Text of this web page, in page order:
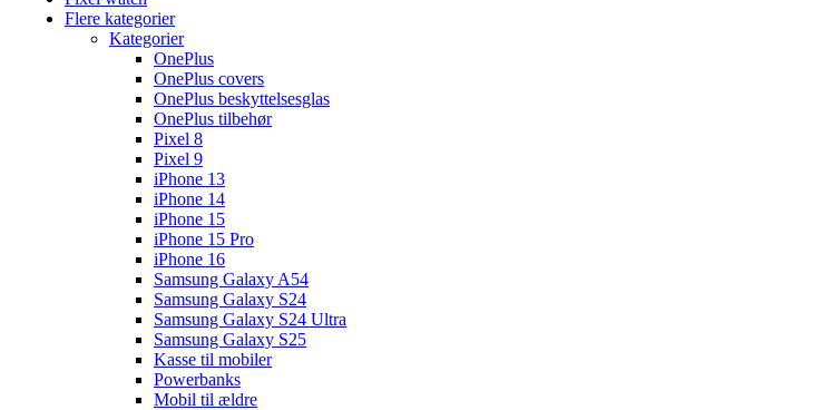
Flere kategorier
Kategorier
OnePlus
OnePlus covers
OnePlus beskyttelsesglas
OnePlus tilbehør
Pixel 8
Pixel 9
iPhone 13
iPhone 14
iPhone 15
iPhone 15 Pro
iPhone 16
Samsung Galaxy A54
Samsung Galaxy S24
Samsung Galaxy S24 Ultra
Samsung Galaxy S25
Kasse til mobiler
Powerbanks
Mobil til ældre